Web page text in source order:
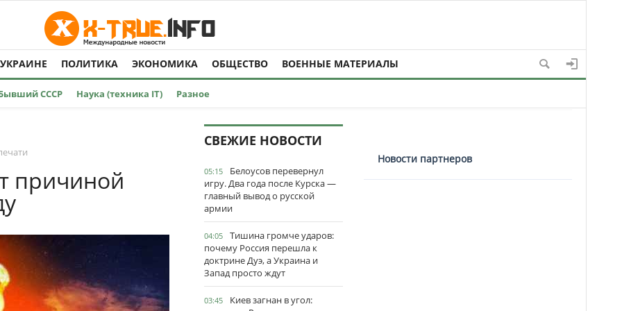
ПОЛИТИКА ЭКОНОМИКА ОБЩЕСТВО ВОЕННЫЕ МАТЕРИАЛЫ
СССР Наука (техника IT) Разное
причиной
СВЕЖИЕ НОВОСТИ
05:15
Белоусов перевернул
игру. Два года после Курска —
главный вывод о русской
армии
04:05
Тишина громче ударов:
почему Россия перешла к
доктрине Дуэ, а Украина и
Запад просто ждут
03:45
Киев загнан в угол:
Новости партнеров